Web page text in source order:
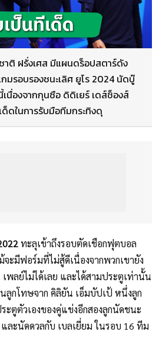
าติ ฝรั่งเศส มีแผนดร็อปสตาร์ดัง
มรอบรองชนะเลิศ ยูโร 2024 นัดบู๊
นื่องจากกุนซือ ดิดิเยร์ เดส์ช็องส์
ดในการรับมือทีมกระทิงดุ
ทะลุเข้าถึงรอบตัดเชือกฟุตบอล
จะมีฟอร์มที่ไม่สู้ดีเนื่องจากพวกเขายัง
พลย์ไม่ได้เลย และได้สามประตูเท่านั้น
ลูกโทษจาก คิลิยัน เอ็มบัปเป้ หนึ่งลูก
ะตูตัวเองของคู่แข่งอีกสองลูกนัดชนะ
ละนัดดวลกับ เบลเยี่ยม ในรอบ 16 ทีม